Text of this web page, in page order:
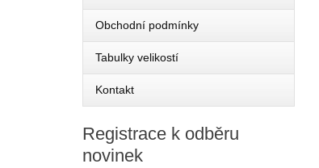
Obchodní podmínky
Tabulky velikostí
Kontakt
Registrace k odběru
novinek